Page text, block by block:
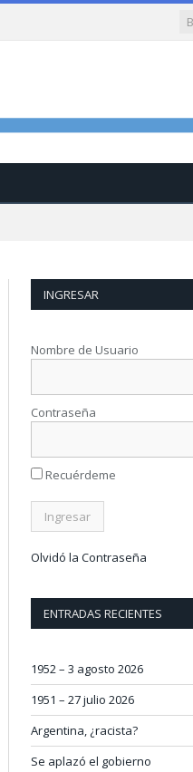
INGRESAR
Nombre de Usuario
Contraseña
Recuérdeme
Olvidó la Contraseña
ENTRADAS RECIENTES
1952 – 3 agosto 2026
1951 – 27 julio 2026
Argentina, ¿racista?
Se aplazó el gobierno